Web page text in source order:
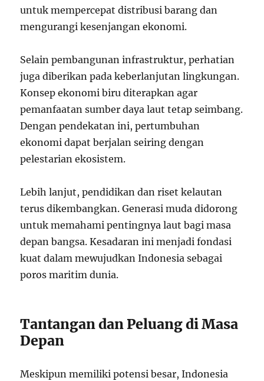
untuk mempercepat distribusi barang dan
mengurangi kesenjangan ekonomi.
Selain pembangunan infrastruktur, perhatian
juga diberikan pada keberlanjutan lingkungan.
Konsep ekonomi biru diterapkan agar
pemanfaatan sumber daya laut tetap seimbang.
Dengan pendekatan ini, pertumbuhan
ekonomi dapat berjalan seiring dengan
pelestarian ekosistem.
Lebih lanjut, pendidikan dan riset kelautan
terus dikembangkan. Generasi muda didorong
untuk memahami pentingnya laut bagi masa
depan bangsa. Kesadaran ini menjadi fondasi
kuat dalam mewujudkan Indonesia sebagai
poros maritim dunia.
Tantangan dan Peluang di Masa
Depan
Meskipun memiliki potensi besar, Indonesia